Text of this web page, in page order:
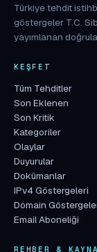
Türkiye tehdit
göstergeler T.C.
yayımlanan
KEŞFET
Tüm Tehditler
Son Eklenen
Son Kritik
Kategoriler
Olaylar
Duyurular
Dokümanlar
IPv4 Göstergeleri
Domain
Email Aboneliği
REHBER &